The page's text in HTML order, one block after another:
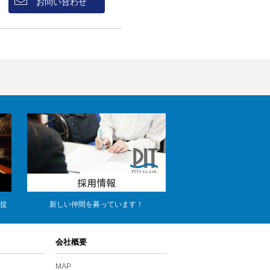
お問い合わせ
新しい仲間を募っています！
会社概要
MAP